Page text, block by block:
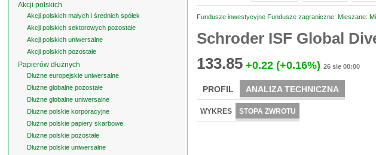
Fundusze inwestycyjne Fundusze zagraniczne: Mieszane:
Schroder ISF Global
133.85 +0.22 (+0.16%) 26 sie 00:00
PROFIL ANALIZA TECHNICZNA
WYKRES STOPA ZWROTU
Akcji polskich
Akcji polskich małych i średnich spółek
Akcji polskich sektorowych pozostałe
Akcji polskich uniwersalne
Akcji polskich pozostałe
Papierów dłużnych
Dłużne europejskie uniwersalne
Dłużne globalne pozostałe
Dłużne globalne uniwersalne
Dłużne polskie korporacyjne
Dłużne polskie papiery skarbowe
Dłużne polskie pozostałe
Dłużne polskie uniwersalne